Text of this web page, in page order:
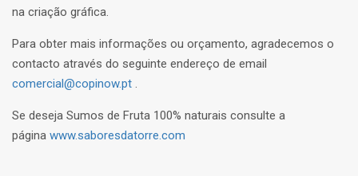
na criação gráfica.
Para obter mais informações ou orçamento, agradecemos o
contacto através do seguinte endereço de email
comercial@copinow.pt .
Se deseja Sumos de Fruta 100% naturais consulte a
página www.saboresdatorre.com